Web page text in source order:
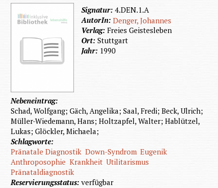
Signatur:4.DEN.1.A
AutorIn:Denger, Johannes
Verlag:Freies Geistesleben
Ort:Stuttgart
Jahr: 1990
Nebeneintrag:
Schad, Wolfgang; Gäch, Angelika; Saal, Fredi; Beck, Ulrich;
Müller-Wiedemann, Hans; Holtzapfel, Walter; Hablützel,
Lukas; Glöckler, Michaela;
Schlagworte:
Pränatale Diagnostik Down-Syndrom Eugenik
Anthroposophie Krankheit Utilitarismus
Pränataldiagnostik
Reservierungsstatus:verfügbar